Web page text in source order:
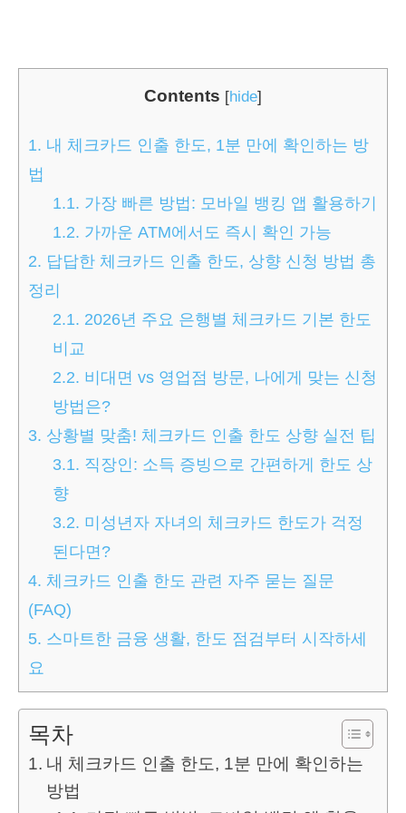
Contents [hide]
1. 내 체크카드 인출 한도, 1분 만에 확인하는 방
법
1.1. 가장 빠른 방법: 모바일 뱅킹 앱 활용하기
1.2. 가까운 ATM에서도 즉시 확인 가능
2. 답답한 체크카드 인출 한도, 상향 신청 방법 총
정리
2.1. 2026년 주요 은행별 체크카드 기본 한도
비교
2.2. 비대면 vs 영업점 방문, 나에게 맞는 신청
방법은?
3. 상황별 맞춤! 체크카드 인출 한도 상향 실전 팁
3.1. 직장인: 소득 증빙으로 간편하게 한도 상
향
3.2. 미성년자 자녀의 체크카드 한도가 걱정
된다면?
4. 체크카드 인출 한도 관련 자주 묻는 질문
(FAQ)
5. 스마트한 금융 생활, 한도 점검부터 시작하세
요
목차
내 체크카드 인출 한도, 1분 만에 확인하는
방법